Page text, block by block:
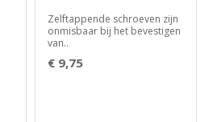
Zelftappende schroeven zijn
onmisbaar bij het bevestigen
van..
€ 9,75